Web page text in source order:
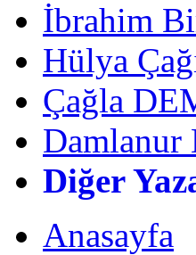
İbrahim
Hülya
Çağla
Damlanur
Diğer
Anasayfa